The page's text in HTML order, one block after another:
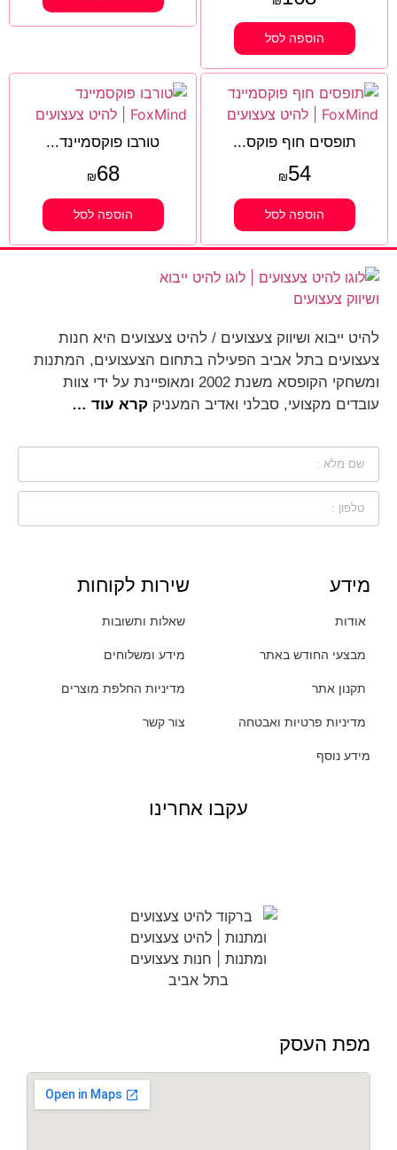
הוספה לסל
תופסים חוף פוקס...
₪54
הוספה לסל
טורבו פוקסמיינד...
₪68
הוספה לסל
להיט ייבוא ושיווק צעצועים / להיט צעצועים היא חנות
צעצועים בתל אביב הפעילה בתחום הצעצועים, המתנות
ומשחקי הקופסא משנת 2002 ומאופיינת על ידי צוות
עובדים מקצועי, סבלני ואדיב המעניק קרא עוד …
מידע
אודות
מבצעי החודש באתר
תקנון אתר
מדיניות פרטיות ואבטחה
מידע נוסף
שירות לקוחות
שאלות ותשובות
מידע ומשלוחים
מדיניות החלפת מוצרים
צור קשר
עקבו אחרינו
מפת העסק